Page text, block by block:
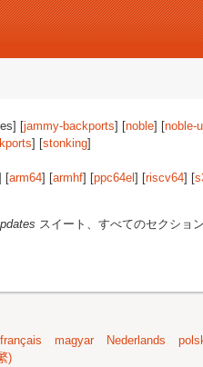
[jammy-backports] [noble] [noble-
] [stonking]
[arm64] [armhf] [ppc64el ] [riscv64] [
スイート、すべてのセクション
français magyar Nederlands
)